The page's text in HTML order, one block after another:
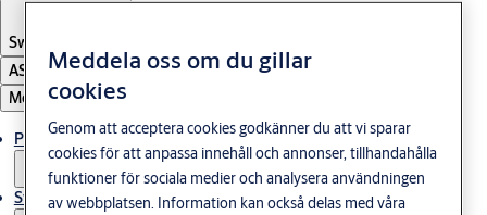
Sweden
ASSA ABLOY Group
Meny
Produkter och lösningar
Stories
Meddela oss om du gillar
cookies
Genom att acceptera cookies godkänner du att vi sparar
cookies för att anpassa innehåll och annonser, tillhandahålla
funktioner för sociala medier och analysera användningen
av webbplatsen. Information kan också delas med våra